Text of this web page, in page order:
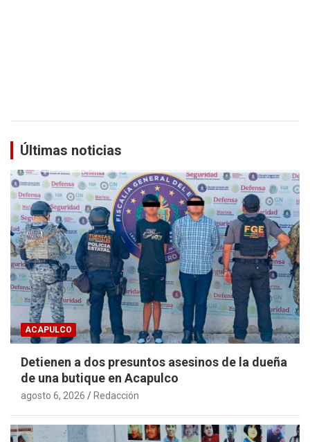
Últimas noticias
ACAPULCO
Detienen a dos presuntos asesinos de la dueña
de una butique en Acapulco
agosto 6, 2026 Redacción